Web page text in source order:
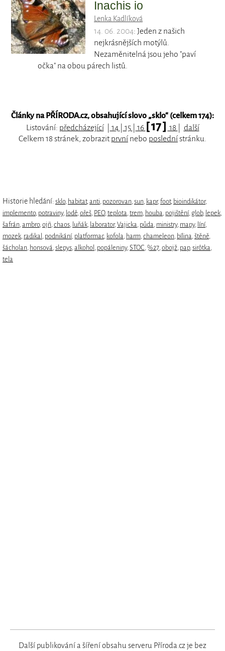
Inachis io
Lenka Kadlíková
14. 06. 2004: Jeden z našich
nejkrásnějších motýlů.
Nezaměnitelná jsou jeho "paví
očka" na obou párech listů.
Články na PŘÍRODA.cz, obsahující slovo „sklo“ (celkem 174):
Listování: předcházející| 14 15 16 [ 17 ] 18
další
Celkem 18 stránek, zobrazitprvní nebo poslednístránku.
Historie hledání: sklo, habitat,anti, pozorovan,sun, kapr,foot, bioindikátor,
implemento, potraviny, lodě,ořeš, PEO,teplota,trem, houba, pojištění, glob, lepek,
šafrán,ambro,ojñ,chaos, luňák, laborator,Vajicka, půda, ministry, mapy, líní,
mozek, radikal , podnikání, platformac, kofola, harm,chameleon, bílina,štěně,
šácholan, honsová,slepys,alkohol , popáleniny,STOC,%27,obojž, pap,sirôtka,
tela
Další publikování a šíření obsahu serveru Příroda.cz je bez